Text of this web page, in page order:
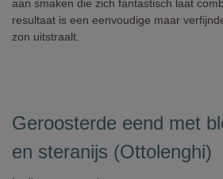
aan smaken die zich fantastisch laat
resultaat is een eenvoudige maar
zon uitstraalt.
Geroosterde eend met
en steranijs (Ottolenghi)